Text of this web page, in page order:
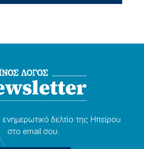
δελτίο της Ηπείρου
στο email σου.